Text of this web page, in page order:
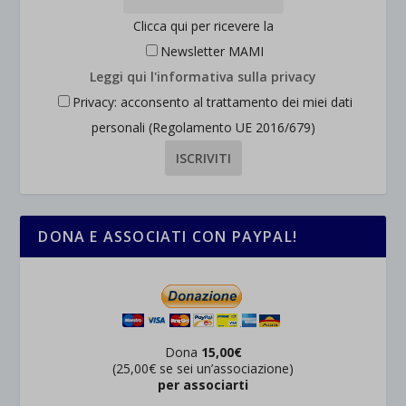
Clicca qui per ricevere la
Newsletter MAMI
Leggi qui l'informativa sulla privacy
Privacy: acconsento al trattamento dei miei dati
personali (Regolamento UE 2016/679)
DONA E ASSOCIATI CON PAYPAL!
Dona 15,00€
(25,00€ se sei un’associazione)
per associarti